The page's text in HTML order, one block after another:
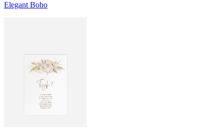
Elegant Boho